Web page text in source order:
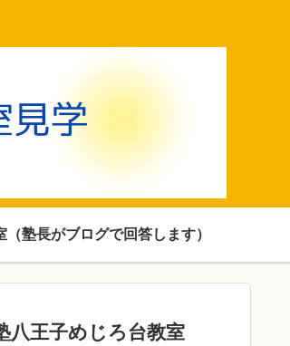
塾長がブログで回答します）
八王子めじろ台教室